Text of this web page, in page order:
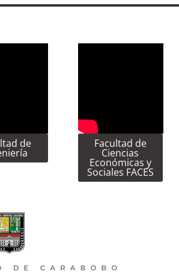
de Facultad de
Ciencias
Económicas y
Sociales FACES